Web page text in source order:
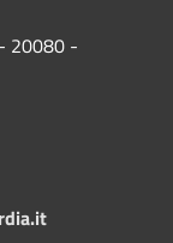
20080 -